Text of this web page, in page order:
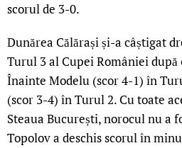
scorul de 3-0.
Dunărea Călărași și-a câștigat
Turul 3 al Cupei României
Înainte Modelu (scor 4-1) în
(scor 3-4) în Turul 2. Cu toate
Steaua București, norocul nu a
Topolov a deschis scorul în